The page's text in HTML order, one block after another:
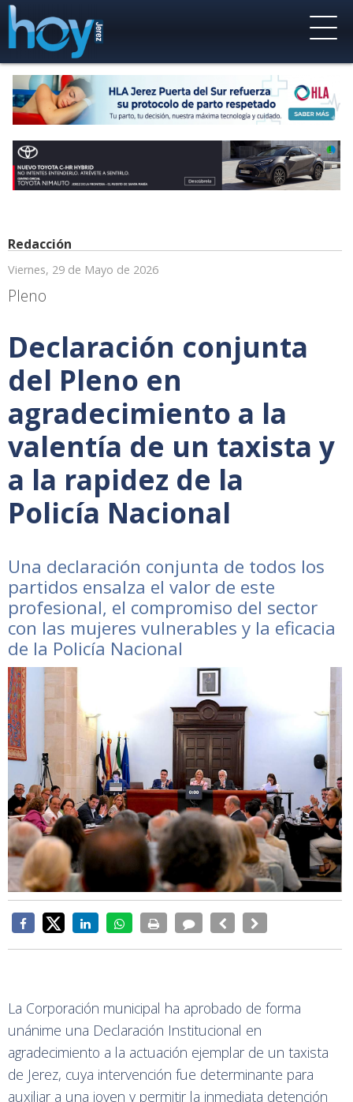
Redacción
Viernes, 29 de Mayo de 2026
Pleno
Declaración conjunta
del Pleno en
agradecimiento a la
valentía de un taxista y
a la rapidez de la
Policía Nacional
Una declaración conjunta de todos los
partidos ensalza el valor de este
profesional, el compromiso del sector
con las mujeres vulnerables y la eficacia
de la Policía Nacional
La Corporación municipal ha aprobado de forma
unánime una Declaración Institucional en
agradecimiento a la actuación ejemplar de un taxista
de Jerez, cuya intervención fue determinante para
auxiliar a una joven y permitir la inmediata detención